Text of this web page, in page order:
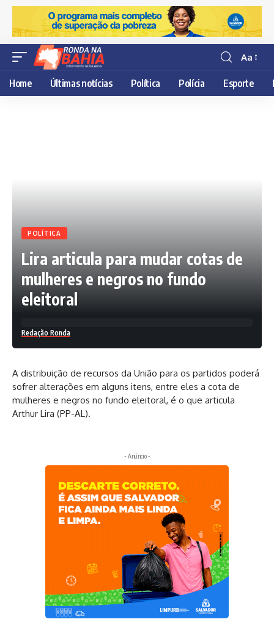
Resisor
de
fonte
Aa
Home Últimas notícias Política Polícia Esporte
POLÍTICA
Lira articula para mudar cotas de
mulheres e negros no fundo
eleitoral
Redação Ronda
A distribuição de recursos da União para os partidos poderá
sofrer alterações em alguns itens, entre eles a cota de
mulheres e negros no fundo eleitoral, é o que articula
Arthur Lira (PP-AL).
- Anúncio -